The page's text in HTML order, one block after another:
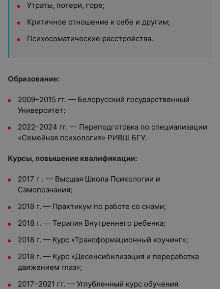
Утраты, потери, горе;
Критичное отношение к себе и другим;
Психосоматические расстройства.
Образование:
2009–2015 гг. — Белорусский государственный
Университет;
2022–2024 гг. — Переподготовка по специализации
«Семейная психология» РИВШ БГУ.
Курсы, повышение квалификации:
2017 г . — Высшая Школа Психологии и
Самопознания;
2018 г. — Практикум по работе со снами;
2018 г. — Терапия Внутреннего ребенка;
2018 г. — Курс «Трансформационный коучинг»;
2018 г. — Курс «Десенсибилизация и переработка
движением глаз»;
2017–2021 гг. — Углубленный курс обучения